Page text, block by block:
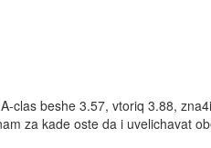
clas beshe 3.57, vtoriq 3.88,
za kade oste da i uvelichavat